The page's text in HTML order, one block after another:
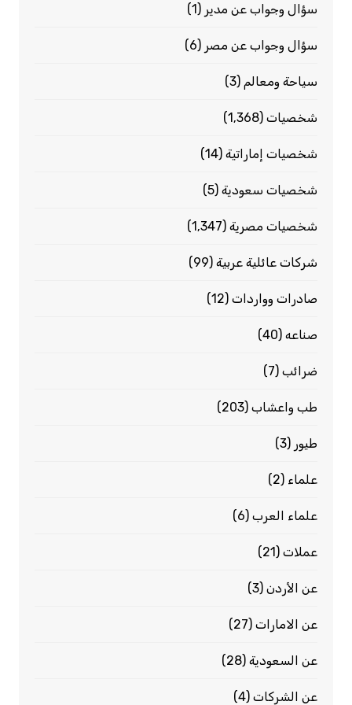
سؤال وجواب عن مدير (1)
سؤال وجواب عن مصر (6)
سياحة ومعالم (3)
شخصيات(1٬368)
شخصيات إماراتية(14)
شخصيات سعودية(5)
شخصيات مصرية(1٬347)
شركات عائلية عربية(99)
صادرات وواردات(12)
صناعه(40)
ضرائب(7)
طب واعشاب(203)
طيور (3)
علماء (2)
علماء العرب(6)
عملات(21)
عن الأردن(3)
عن الامارات(27)
عن السعودية(28)
عن الشركات(4)